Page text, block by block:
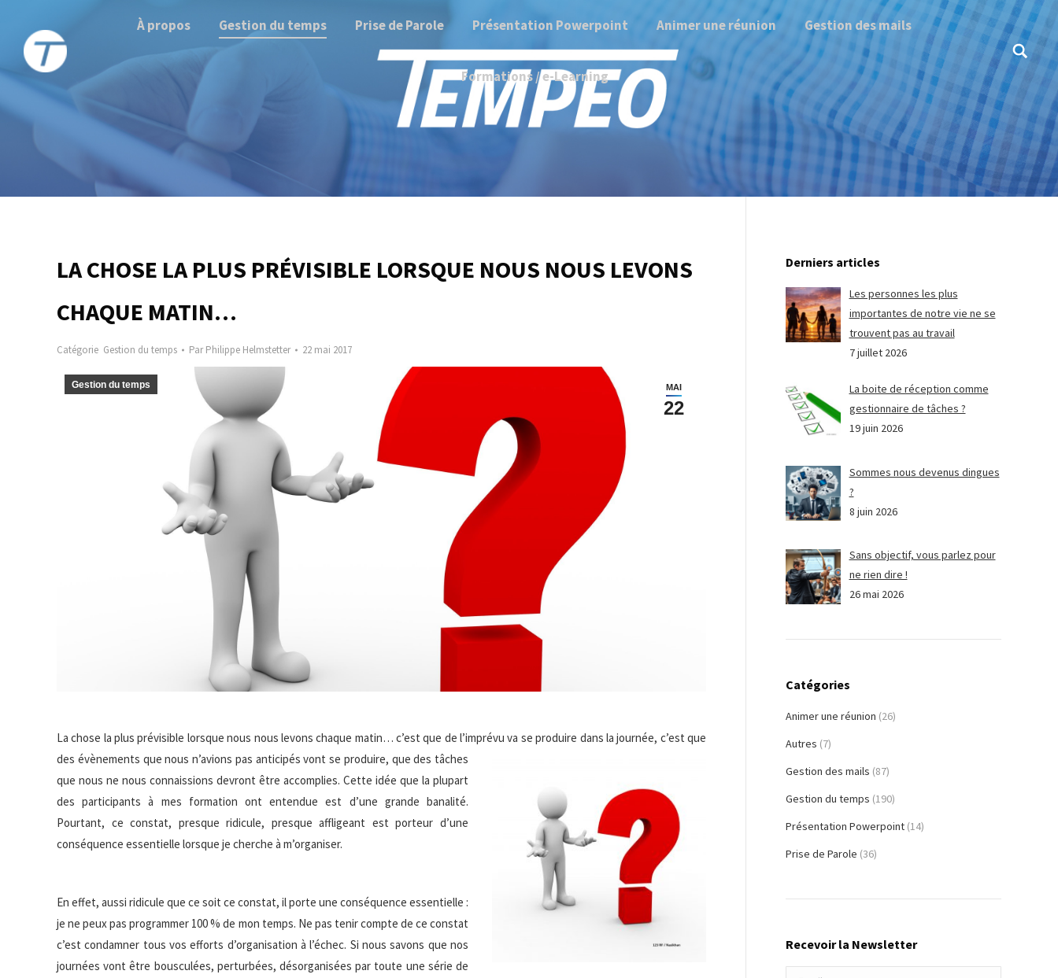
À propos Gestion du temps Prise de Parole Présentation Powerpoint Animer une réunion Gestion des mails
Formations / e-Learning
Search:
LA CHOSE LA PLUS PRÉVISIBLE LORSQUE NOUS NOUS LEVONS
CHAQUE MATIN…
Catégorie Gestion du temps ParPhilippe Helmstetter 22 mai 2017
MAI
22
Gestion du temps
La chose la plus prévisible lorsque nous nous levons chaque matin… c’est que de l’imprévu va se produire dans la journée, c’est que
des évènements que nous n’avions pas anticipés vont se produire, que des tâches
que nous ne nous connaissions devront être accomplies. Cette idée que la plupart
des participants à mes formation ont entendue est d’une grande banalité.
Pourtant, ce constat, presque ridicule, presque affligeant est porteur d’une
conséquence essentielle lorsque je cherche à m’organiser.
En effet, aussi ridicule que ce soit ce constat, il porte une conséquence essentielle :
je ne peux pas programmer 100 % de mon temps. Ne pas tenir compte de ce constat
c’est condamner tous vos efforts d’organisation à l’échec. Si nous savons que nos
journées vont être bousculées, perturbées, désorganisées par toute une série de
Derniers articles
Les personnes les plus
importantes de notre vie ne se
trouvent pas au travail
7 juillet 2026
La boite de réception comme
gestionnaire de tâches ?
19 juin 2026
Sommes nous devenus dingues
?
8 juin 2026
Sans objectif, vous parlez pour
ne rien dire !
26 mai 2026
Catégories
Animer une réunion (26)
Autres (7)
Gestion des mails (87)
Gestion du temps (190)
Présentation Powerpoint (14)
Prise de Parole (36)
Recevoir la Newsletter